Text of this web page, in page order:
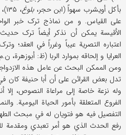
بأکل أویشرب سهواً (ابن حجر،بلوغ
،
علی القیاس. و من نماذج ترک خبر
الأقیسة یمکن أن نذکر أیضاً ترک حدیث
اعتباره التصریة عیباً وغرراً في
العرایا و إلحاقه بموارد الربا (ظ: أبوزهرة، ن.م، ۲۸۶-
ومن الممکن البحث عن عامل هذه
تدل بعض القرائن علی أن أبا حنیفة کان في
وله نزعة خاصة إلی مراعاة النصوص، إلا
الفروع المتعلقة بأمور الحیاة الیومیة.
التفصیل فیه هو فتویان له في مبحث
رفع الحدث الذي هو أمر تعبدي ومقدمة